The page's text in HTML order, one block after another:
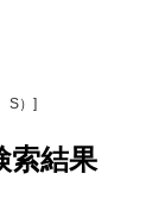
S）]
索結果